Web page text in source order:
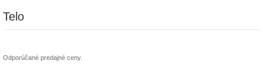
Telo
Odporúčané predajné ceny.